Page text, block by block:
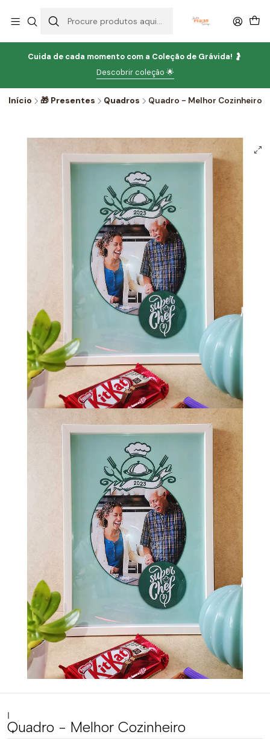
Cuida de cada momento com a Coleção de Grávida! 🤰
Descobrir coleção 🌟
Início 🎁 Presentes Quadros Quadro - Melhor Cozinheiro
|
Quadro - Melhor Cozinheiro